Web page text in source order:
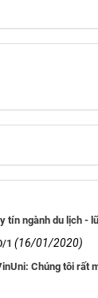
tín ngành du lịch -
1 (16/01/2020)
Chúng tôi rất